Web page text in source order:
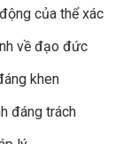
của thể xác
về đạo đức
khen
đáng trách